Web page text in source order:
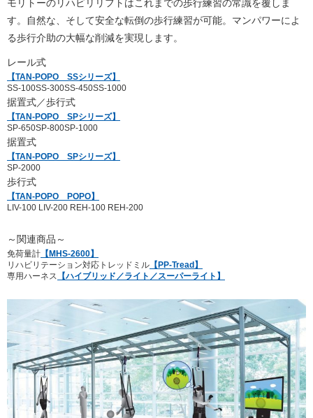
モリトーのリハビリリフトはこれまでの歩行練習の常識を覆しま
す。自然な、そして安全な転倒の歩行練習が可能。マンパワーによ
る歩行介助の大幅な削減を実現します。
レール式
【TAN-POPO SSシリーズ】
SS-100SS-300SS-450SS-1000
据置式／歩行式
【TAN-POPO SPシリーズ】
SP-650SP-800SP-1000
据置式
【TAN-POPO SPシリーズ】
SP-2000
歩行式
【TAN-POPO POPO】
LIV-100 LIV-200 REH-100 REH-200
～関連商品～
免荷量計 【MHS-2600】
リハビリテーション対応トレッドミル 【PP-Tread】
専用ハーネス 【ハイブリッド／ライト／スーパーライト】